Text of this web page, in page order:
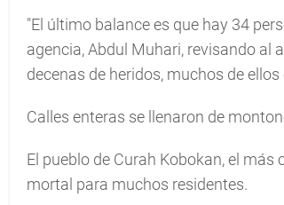
"El último balance es que hay 34
agencia, Abdul Muhari, revisando al
decenas de heridos, muchos de
Calles enteras se llenaron de
El pueblo de Curah Kobokan, el
mortal para muchos residentes.